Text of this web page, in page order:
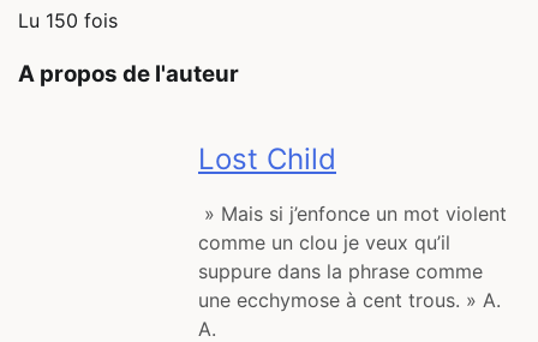
Lu 150 fois
A propos de l'auteur
Lost Child
» Mais si j’enfonce un mot violent
comme un clou je veux qu’il
suppure dans la phrase comme
une ecchymose à cent trous. » A.
A.